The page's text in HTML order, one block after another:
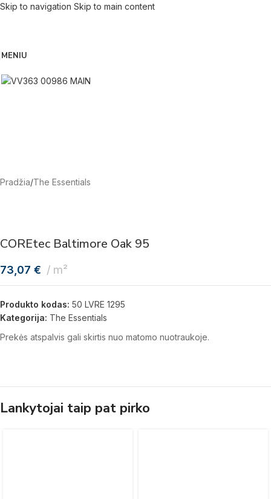
Skip to navigation Skip to main content
MENIU
Pradžia/The Essentials
COREtec Baltimore Oak 95
73,07 € m²
Produkto kodas: 50 LVRE 1295
Kategorija: The Essentials
Prekės atspalvis gali skirtis nuo matomo nuotraukoje.
Lankytojai taip pat pirko